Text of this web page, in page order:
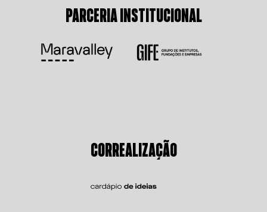
PARCERIA INSTITUCIONAL
CORREALIZAÇÃO